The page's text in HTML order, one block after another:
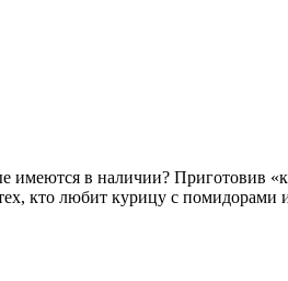
в наличии? Приготовив
кто любит курицу с помидорами